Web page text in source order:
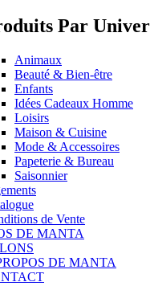
Par
Animaux
Beauté & Bien-être
Enfants
Idées Cadeaux Homme
Loisirs
Maison & Cuisine
Mode & Accessoires
Papeterie & Bureau
Saisonnier
de Vente
DE MANTA
DE MANTA